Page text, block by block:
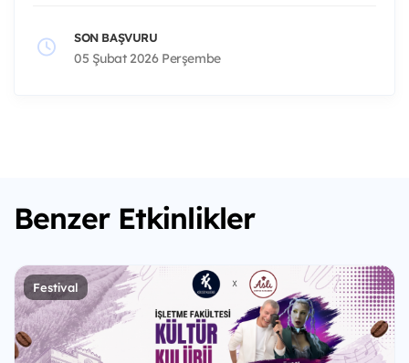
SON BAŞVURU
05 Şubat 2026 Perşembe
Benzer Etkinlikler
Festival